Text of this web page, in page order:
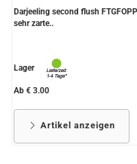
Darjeeling second flush
sehr zarte..
Lager
Ab € 3.00
Artikel anzeigen